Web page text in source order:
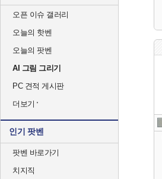
오픈 이슈 갤러리
오늘의 핫벤
오늘의 팟벤
AI 그림 그리기
PC 견적 게시판
더보기
인기 팟벤
팟벤 바로가기
치지직